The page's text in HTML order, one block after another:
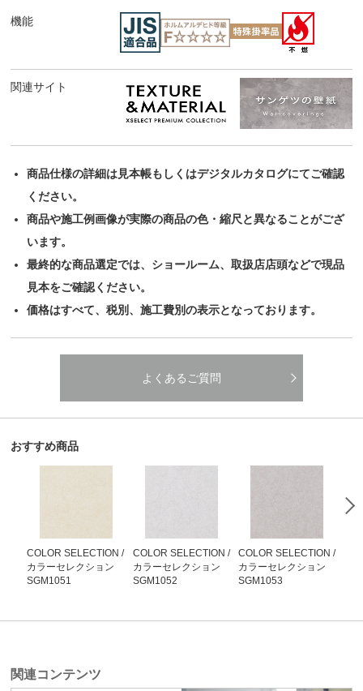
機能
関連サイト
商品仕様の詳細は見本帳もしくはデジタルカタログにてご確認
ください。
商品や施工例画像が実際の商品の色・縮尺と異なることがござ
います。
最終的な商品選定では、ショールーム、取扱店店頭などで現品
見本をご確認ください。
価格はすべて、税別、施工費別の表示となっております。
よくあるご質問
おすすめ商品
COLOR SELECTION /
カラーセレクション
SGM1051
COLOR SELECTION /
カラーセレクション
SGM1052
COLOR SELECTION /
カラーセレクション
SGM1053
関連コンテンツ